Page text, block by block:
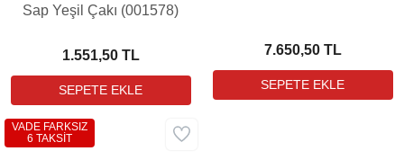
Sap Yeşil Çakı (001578)
1.551,50 TL 7.650,50 TL
VADE FARKSIZ
6 TAKSİT